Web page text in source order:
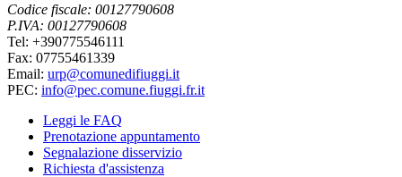
Codice fiscale: 00127790608
P.IVA: 00127790608
Tel: +390775546111
Fax: 07755461339
Email: urp@comunedifiuggi.it
PEC: info@pec.comune.fiuggi.fr.it
Leggi le FAQ
Prenotazione appuntamento
Segnalazione disservizio
Richiesta d'assistenza